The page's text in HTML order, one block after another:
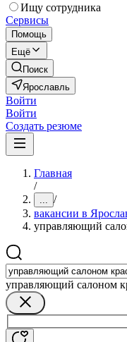
Ищу сотрудника
Сервисы
Помощь
Ещё
Поиск
Ярославль
Войти
Войти
Создать резюме
Главная
/
... /
вакансии в
управляющий
управляющий салоном